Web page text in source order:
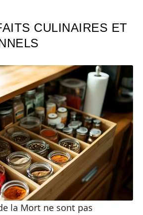
CULINAIRES ET
la Mort ne sont pas